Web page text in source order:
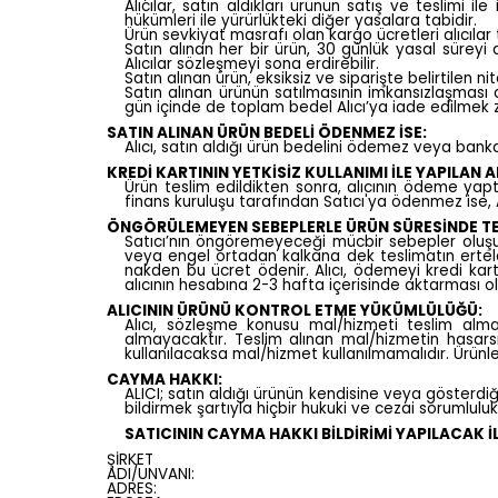
Alıcılar, satın aldıkları ürünün satış ve teslimi
hükümleri ile yürürlükteki diğer yasalara tabidir.
Ürün sevkiyat masrafı olan kargo ücretleri
Satın alınan her bir ürün, 30 günlük yasal
Alıcılar sözleşmeyi sona erdirebilir.
Satın alınan ürün, eksiksiz ve siparişte belirtilen
Satın alınan ürünün satılmasının
gün içinde de toplam bedel Alıcı’ya iade edilmek
SATIN ALINAN ÜRÜN BEDELİ ÖDENMEZ İSE:
Alıcı, satın aldığı ürün bedelini ödemez veya
KREDİ KARTININ YETKİSİZ KULLANIMI İLE YAPILAN
Ürün teslim edildikten sonra, alıcının ödeme
finans kuruluşu tarafından Satıcı'ya ödenmez
ÖNGÖRÜLEMEYEN SEBEPLERLE ÜRÜN SÜRESİNDE
Satıcı’nın öngöremeyeceği mücbir sebepler
veya engel ortadan kalkana dek teslimatın
nakden bu ücret ödenir. Alıcı, ödemeyi kredi
alıcının hesabına 2-3 hafta içerisinde aktarması
ALICININ ÜRÜNÜ KONTROL ETME YÜKÜMLÜLÜĞÜ:
Alıcı, sözleşme konusu mal/hizmeti teslim
almayacaktır. Teslim alınan mal/hizmetin
kullanılacaksa mal/hizmet kullanılmamalıdır.
CAYMA HAKKI:
ALICI; satın aldığı ürünün kendisine veya
bildirmek şartıyla hiçbir hukuki ve cezai
SATICININ CAYMA HAKKI BİLDİRİMİ YAPILACAK
ŞİRKET
ADI/UNVANI:
ADRES: